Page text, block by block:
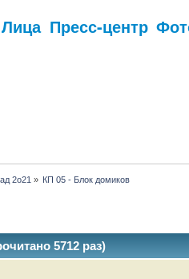
Лица Пресс-центр
2о21 » КП 05 - Блок домиков
5712 раз)